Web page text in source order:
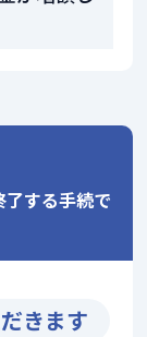
する手続で
きます